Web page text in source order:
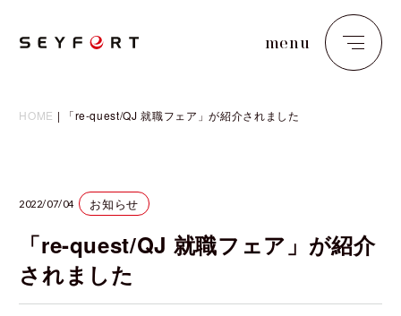
menu
HOME | 「re-quest/QJ 就職フェア」が紹介されました
2022/07/04 お知らせ
「re-quest/QJ 就職フェア」が紹介
されました